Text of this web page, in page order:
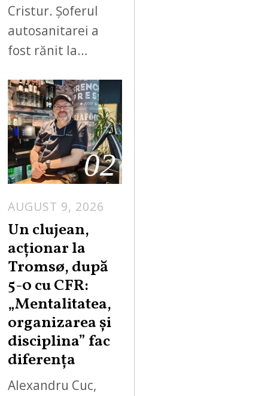
Cristur. Șoferul
autosanitarei a
fost rănit la…
02
AUGUST 9, 2026
Un clujean,
acționar la
Tromsø, după
5-0 cu CFR:
„Mentalitatea,
organizarea și
disciplina” fac
diferența
Alexandru Cuc,